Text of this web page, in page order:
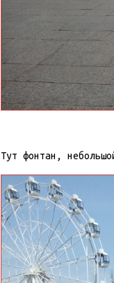
Тут фонтан,